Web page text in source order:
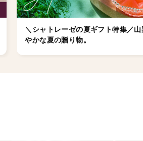
＼シャトレーゼの夏ギフト特集／
やかな夏の贈り物。